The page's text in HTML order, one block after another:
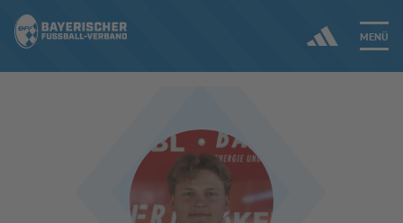
MENÜ
ERGEBNISSE & WETTBEWERBE